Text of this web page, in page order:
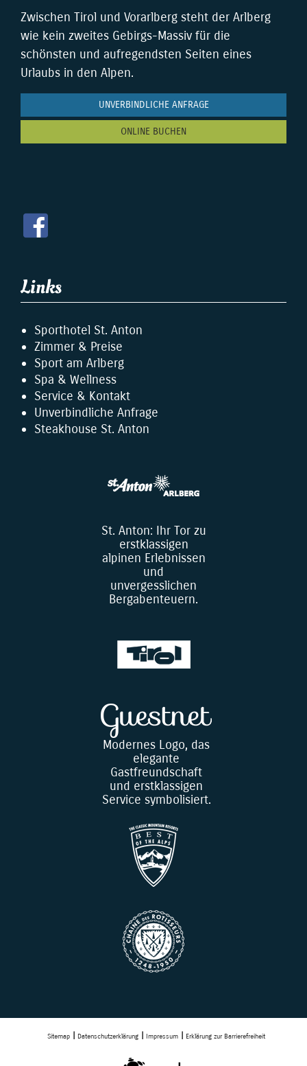
Zwischen Tirol und Vorarlberg steht der Arlberg
wie kein zweites Gebirgs-Massiv für die
schönsten und aufregendsten Seiten eines
Urlaubs in den Alpen.
UNVERBINDLICHE ANFRAGE
ONLINE BUCHEN
Links
Sporthotel St. Anton
Zimmer & Preise
Sport am Arlberg
Spa & Wellness
Service & Kontakt
Unverbindliche Anfrage
Steakhouse St. Anton
St. Anton: Ihr Tor zu
erstklassigen
alpinen Erlebnissen
und
unvergesslichen
Bergabenteuern.
Modernes Logo, das
elegante
Gastfreundschaft
und erstklassigen
Service symbolisiert.
Sitemap Datenschutzerklärung Impressum Erklärung zur Barrierefreiheit